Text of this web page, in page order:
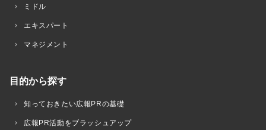
ミドル
エキスパート
マネジメント
目的から探す
知っておきたい広報PRの基礎
広報PR活動をブラッシュアップ